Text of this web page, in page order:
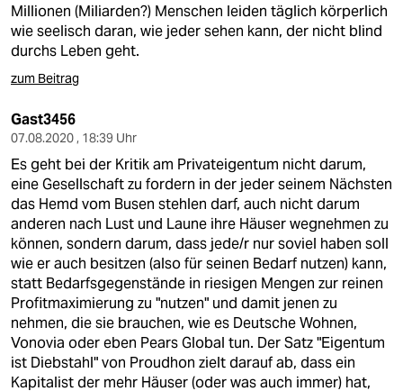
Millionen (Miliarden?) Menschen leiden täglich körperlich
wie seelisch daran, wie jeder sehen kann, der nicht blind
durchs Leben geht.
zum Beitrag
Gast3456
07.08.2020 , 18:39 Uhr
Es geht bei der Kritik am Privateigentum nicht darum,
eine Gesellschaft zu fordern in der jeder seinem Nächsten
das Hemd vom Busen stehlen darf, auch nicht darum
anderen nach Lust und Laune ihre Häuser wegnehmen zu
können, sondern darum, dass jede/r nur soviel haben soll
wie er auch besitzen (also für seinen Bedarf nutzen) kann,
statt Bedarfsgegenstände in riesigen Mengen zur reinen
Profitmaximierung zu "nutzen" und damit jenen zu
nehmen, die sie brauchen, wie es Deutsche Wohnen,
Vonovia oder eben Pears Global tun. Der Satz "Eigentum
ist Diebstahl" von Proudhon zielt darauf ab, dass ein
Kapitalist der mehr Häuser (oder was auch immer) hat,